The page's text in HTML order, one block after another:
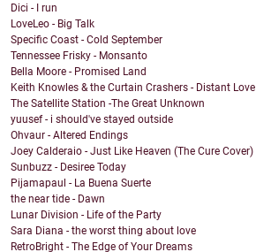
Dici - I run
LoveLeo - Big Talk
Specific Coast - Cold September
Tennessee Frisky - Monsanto
Bella Moore - Promised Land
Keith Knowles & the Curtain Crashers - Distant Love
The Satellite Station -The Great Unknown
yuusef - i should've stayed outside
Ohvaur - Altered Endings
Joey Calderaio - Just Like Heaven (The Cure Cover)
Sunbuzz - Desiree Today
Pijamapaul - La Buena Suerte
the near tide - Dawn
Lunar Division - Life of the Party
Sara Diana - the worst thing about love
RetroBright - The Edge of Your Dreams